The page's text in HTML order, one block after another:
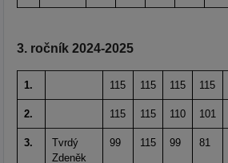
3. ročník 2024-2025
1. 115 115 115 115
2. 115 115 110 101
3.
Tvrdý
Zdeněk
99 115 99 81